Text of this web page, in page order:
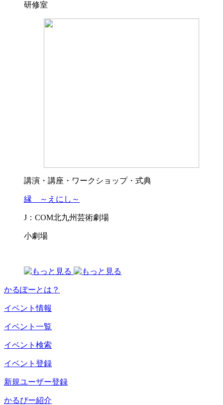
研修室
講演・講座・ワークショップ・式典
縁 ～えにし～
J：COM北九州芸術劇場
小劇場
かるぽーとは？
イベント情報
イベント一覧
イベント検索
イベント登録
新規ユーザー登録
かるぴー紹介